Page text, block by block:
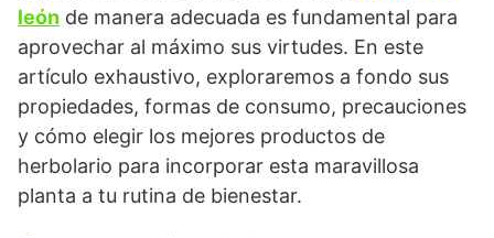
león de manera adecuada es fundamental para
aprovechar al máximo sus virtudes. En este
artículo exhaustivo, exploraremos a fondo sus
propiedades, formas de consumo, precauciones
y cómo elegir los mejores productos de
herbolario para incorporar esta maravillosa
planta a tu rutina de bienestar.